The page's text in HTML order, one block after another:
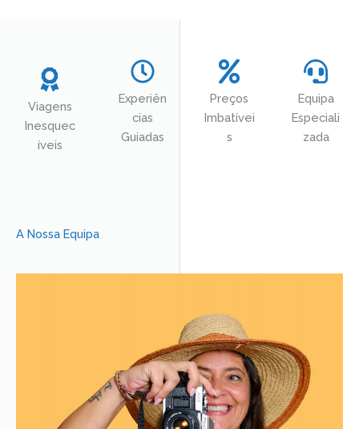
Viagens
Inesquec
íveis
Experiên
cias
Guiadas
Preços
Imbatívei
s
Equipa
Especiali
zada
A Nossa Equipa